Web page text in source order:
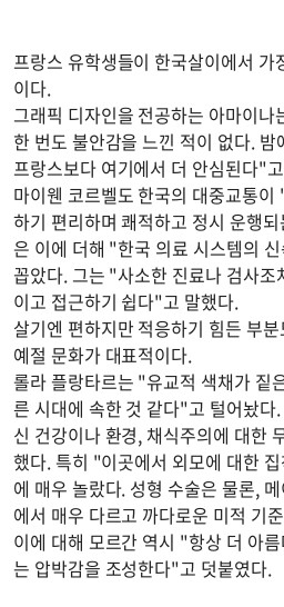
프랑스 유학생들이 한국살이에서 가
이다.
그래픽 디자인을 전공하는 아마이
한 번도 불안감을 느낀 적이 없다.
프랑스보다 여기에서 더 안심된다"
마이웬 코르벨도 한국의 대중교통
하기 편리하며 쾌적하고 정시 운행
은 이에 더해 "한국 의료 시스템의
꼽았다. 그는 "사소한 진료나 검사조
이고 접근하기 쉽다"고 말했다.
살기엔 편하지만 적응하기 힘든 부
예절 문화가 대표적이다.
롤라 플랑타르는 "유교적 색채가 짙
른 시대에 속한 것 같다"고 털어놨
신 건강이나 환경, 채식주의에 대한
했다. 특히 "이곳에서 외모에 대한
에 매우 놀랐다. 성형 수술은 물론,
에서 매우 다르고 까다로운 미적 기
이에 대해 모르간 역시 "항상 더 아
는 압박감을 조성한다"고 덧붙였다.